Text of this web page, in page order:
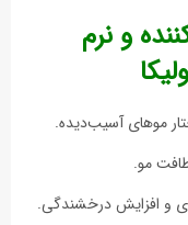
و نرم
موهای آسیب‌دیده.
مو.
و افزایش درخشندگی.